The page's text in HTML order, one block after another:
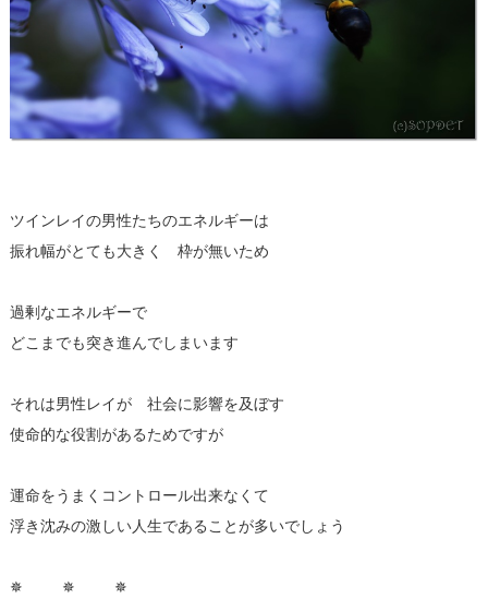
ツインレイの男性たちのエネルギーは
振れ幅がとても大きく 枠が無いため
過剰なエネルギーで
どこまでも突き進んでしまいます
それは男性レイが 社会に影響を及ぼす
使命的な役割があるためですが
運命をうまくコントロール出来なくて
浮き沈みの激しい人生であることが多いでしょう
✵ ✵ ✵